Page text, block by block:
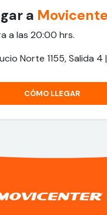
a
a las 20:00 hrs.
Norte 1155, Salida
CÓMO LLEGAR